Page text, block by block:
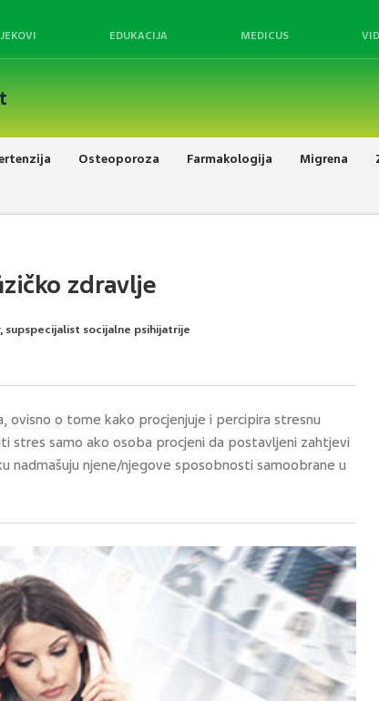
EDUKACIJA MEDICUS
Osteoporoza Farmakologija Migrena
zdravlje
supspecijalist socijalne psihijatrije
ovisno o tome kako procjenjuje i percipira stresnu
stres samo ako osoba procjeni da postavljeni zahtjevi
nadmašuju njene/njegove sposobnosti samoobrane u